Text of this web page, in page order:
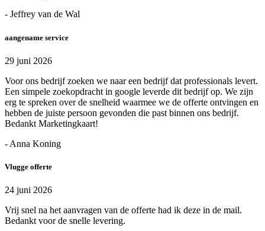
- Jeffrey van de Wal
aangename service
29 juni 2026
Voor ons bedrijf zoeken we naar een bedrijf dat professionals levert.
Een simpele zoekopdracht in google leverde dit bedrijf op. We zijn
erg te spreken over de snelheid waarmee we de offerte ontvingen en
hebben de juiste persoon gevonden die past binnen ons bedrijf.
Bedankt Marketingkaart!
- Anna Koning
Vlugge offerte
24 juni 2026
Vrij snel na het aanvragen van de offerte had ik deze in de mail.
Bedankt voor de snelle levering.